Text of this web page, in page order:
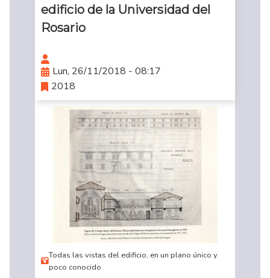
edificio de la Universidad del
Rosario
Lun, 26/11/2018 - 08:17
2018
Todas las vistas del edificio, en un plano único y
poco conocido.